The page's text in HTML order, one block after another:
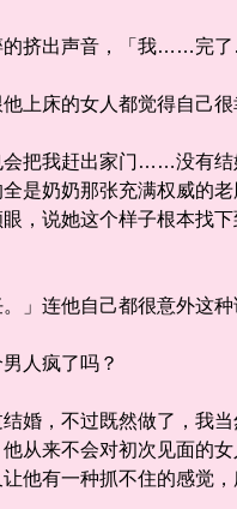
挤出声音，「我……完
床的女人都觉得自己很
把我赶出家门……没有结
是奶奶那张充满权威的
，说她这个样子根本找
连他自己都很意外这种
人疯了吗？
，不过既然做了，我当
从来不会对初次见面的
他有一种抓不住的感觉